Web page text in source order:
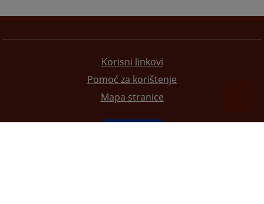
Korisni linkovi
Pomoć za korištenje
Mapa stranice